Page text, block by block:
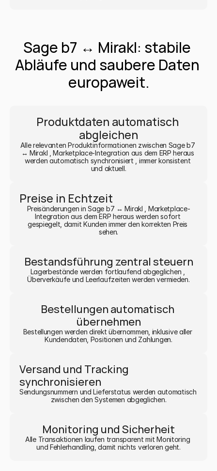
Sage b7 ↔ Mirakl: stabile
Abläufe und saubere Daten
europaweit.
Produktdaten automatisch
abgleichen
Alle relevanten Produktinformationen zwischen Sage b7
↔ Mirakl , Marketplace-Integration aus dem ERP heraus
werden automatisch synchronisiert , immer konsistent
und aktuell.
Preise in Echtzeit
Preisänderungen in Sage b7 ↔ Mirakl , Marketplace-
Integration aus dem ERP heraus werden sofort
gespiegelt, damit Kunden immer den korrekten Preis
sehen.
Bestandsführung zentral steuern
Lagerbestände werden fortlaufend abgeglichen ,
Überverkäufe und Leerlaufzeiten werden vermieden.
Bestellungen automatisch
übernehmen
Bestellungen werden direkt übernommen, inklusive aller
Kundendaten, Positionen und Zahlungen.
Versand und Tracking
synchronisieren
Sendungsnummern und Lieferstatus werden automatisch
zwischen den Systemen abgeglichen.
Monitoring und Sicherheit
Alle Transaktionen laufen transparent mit Monitoring
und Fehlerhandling, damit nichts verloren geht.